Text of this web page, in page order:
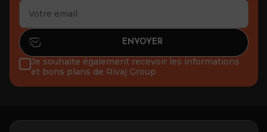
Je souhaite également recevoir les informations
et bons plans de Rivaj Group